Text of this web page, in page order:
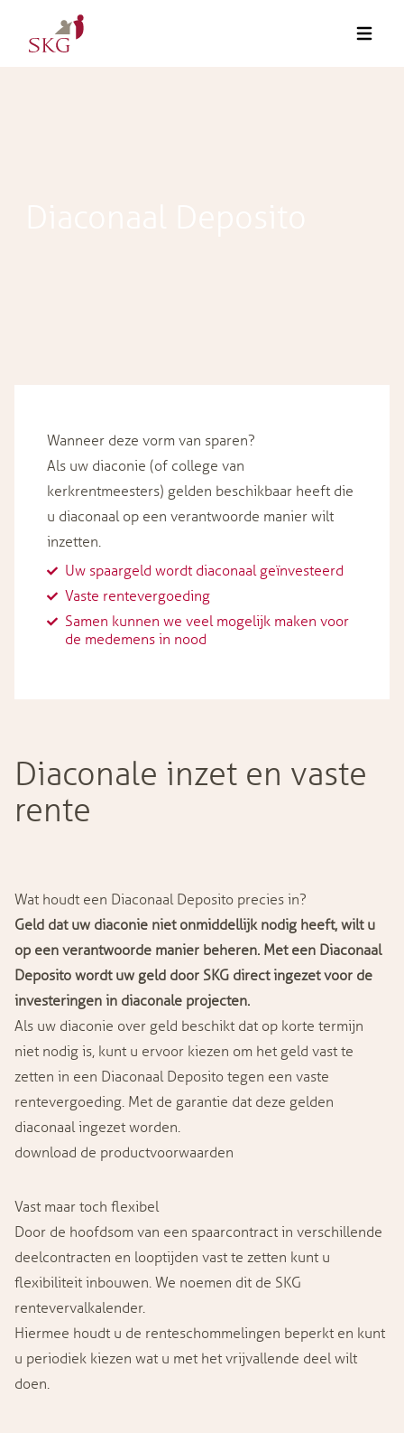
Wanneer deze vorm van sparen?
Als uw diaconie (of college van
kerkrentmeesters) gelden beschikbaar heeft die
u diaconaal op een verantwoorde manier wilt
inzetten.
Uw spaargeld wordt diaconaal geïnvesteerd
Vaste rentevergoeding
Samen kunnen we veel mogelijk maken voor
de medemens in nood
Diaconale inzet en vaste
rente
Wat houdt een Diaconaal Deposito precies in?
Geld dat uw diaconie niet onmiddellijk nodig heeft, wilt u
op een verantwoorde manier beheren. Met een Diaconaal
Deposito wordt uw geld door SKG direct ingezet voor de
investeringen in diaconale projecten.
Als uw diaconie over geld beschikt dat op korte termijn
niet nodig is, kunt u ervoor kiezen om het geld vast te
zetten in een Diaconaal Deposito tegen een vaste
rentevergoeding. Met de garantie dat deze gelden
diaconaal ingezet worden.
download de productvoorwaarden
Vast maar toch flexibel
Door de hoofdsom van een spaarcontract in verschillende
deelcontracten en looptijden vast te zetten kunt u
flexibiliteit inbouwen. We noemen dit de SKG
rentevervalkalender.
Hiermee houdt u de renteschommelingen beperkt en kunt
u periodiek kiezen wat u met het vrijvallende deel wilt
doen.